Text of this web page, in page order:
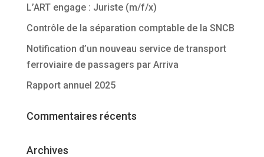
L’ART engage : Juriste (m/f/x)
Contrôle de la séparation comptable de la SNCB
Notification d’un nouveau service de transport
ferroviaire de passagers par Arriva
Rapport annuel 2025
Commentaires récents
Archives